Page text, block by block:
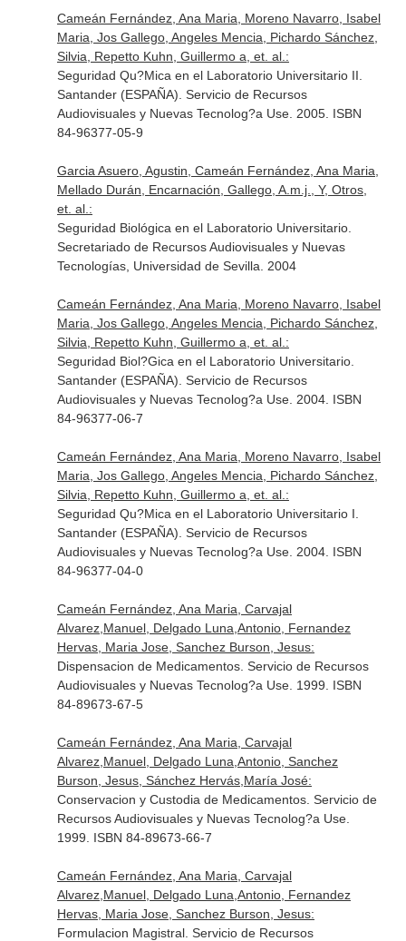
Cameán Fernández, Ana Maria, Moreno Navarro, Isabel
Maria, Jos Gallego, Angeles Mencia, Pichardo Sánchez,
Silvia, Repetto Kuhn, Guillermo a, et. al.:
Seguridad Qu?Mica en el Laboratorio Universitario II.
Santander (ESPAÑA). Servicio de Recursos
Audiovisuales y Nuevas Tecnolog?a Use. 2005. ISBN
84-96377-05-9
Garcia Asuero, Agustin, Cameán Fernández, Ana Maria,
Mellado Durán, Encarnación, Gallego, A.m.j., Y, Otros,
et. al.:
Seguridad Biológica en el Laboratorio Universitario.
Secretariado de Recursos Audiovisuales y Nuevas
Tecnologías, Universidad de Sevilla. 2004
Cameán Fernández, Ana Maria, Moreno Navarro, Isabel
Maria, Jos Gallego, Angeles Mencia, Pichardo Sánchez,
Silvia, Repetto Kuhn, Guillermo a, et. al.:
Seguridad Biol?Gica en el Laboratorio Universitario.
Santander (ESPAÑA). Servicio de Recursos
Audiovisuales y Nuevas Tecnolog?a Use. 2004. ISBN
84-96377-06-7
Cameán Fernández, Ana Maria, Moreno Navarro, Isabel
Maria, Jos Gallego, Angeles Mencia, Pichardo Sánchez,
Silvia, Repetto Kuhn, Guillermo a, et. al.:
Seguridad Qu?Mica en el Laboratorio Universitario I.
Santander (ESPAÑA). Servicio de Recursos
Audiovisuales y Nuevas Tecnolog?a Use. 2004. ISBN
84-96377-04-0
Cameán Fernández, Ana Maria, Carvajal
Alvarez,Manuel, Delgado Luna,Antonio, Fernandez
Hervas, Maria Jose, Sanchez Burson, Jesus:
Dispensacion de Medicamentos. Servicio de Recursos
Audiovisuales y Nuevas Tecnolog?a Use. 1999. ISBN
84-89673-67-5
Cameán Fernández, Ana Maria, Carvajal
Alvarez,Manuel, Delgado Luna,Antonio, Sanchez
Burson, Jesus, Sánchez Hervás,María José:
Conservacion y Custodia de Medicamentos. Servicio de
Recursos Audiovisuales y Nuevas Tecnolog?a Use.
1999. ISBN 84-89673-66-7
Cameán Fernández, Ana Maria, Carvajal
Alvarez,Manuel, Delgado Luna,Antonio, Fernandez
Hervas, Maria Jose, Sanchez Burson, Jesus:
Formulacion Magistral. Servicio de Recursos